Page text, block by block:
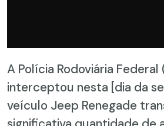
A Polícia Rodoviária Federal
interceptou nesta [dia da
veículo Jeep Renegade